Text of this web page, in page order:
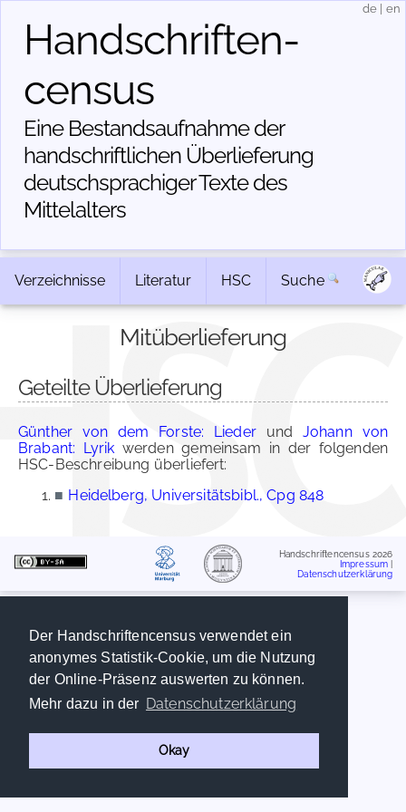
Der Handschriftencensus verwendet ein
anonymes Statistik-Cookie, um die Nutzung
der Online-Präsenz auswerten zu können.
Mehr dazu in der Datenschutzerklärung
Okay
Handschriften­
census
Eine Bestandsaufnahme der
handschriftlichen Über­lieferung
deutschsprachiger Texte des
Mittelalters
de en
Verzeichnisse Literatur HSC Suche
Mitüberlieferung
Geteilte Überlieferung
Günther von dem Forste: Liederund Johann von
Brabant: Lyrik werden gemeinsam in der folgenden
HSC-Beschreibung überliefert:
■ Heidelberg, Universitätsbibl., Cpg 848
Handschriftencensus 2026
Impressum
Datenschutzerklärung